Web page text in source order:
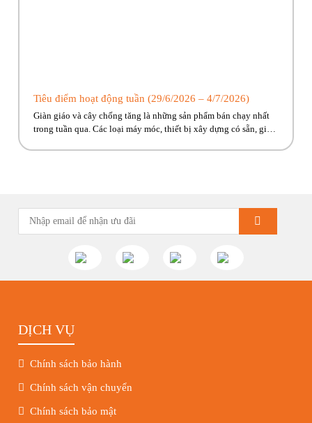
Tiêu điểm hoạt động tuần (29/6/2026 – 4/7/2026)
Giàn giáo và cây chống tăng là những sản phẩm bán chạy nhất
trong tuần qua. Các loại máy móc, thiết bị xây dựng có sẵn, giao
DỊCH VỤ
Chính sách bảo hành
Chính sách vận chuyển
Chính sách bảo mật